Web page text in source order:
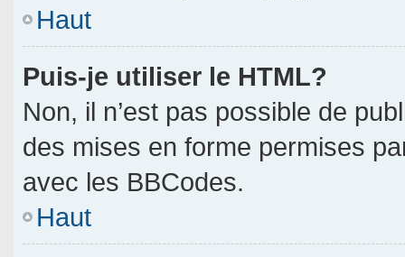
Haut
Puis-je utiliser le HTML?
Non, il n’est pas possible de
des mises en forme permises
avec les BBCodes.
Haut